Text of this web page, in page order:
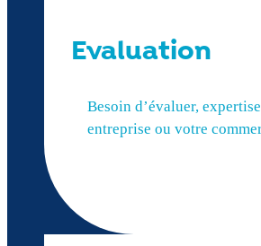
Evaluation
Besoin d’évaluer,
entreprise ou votre